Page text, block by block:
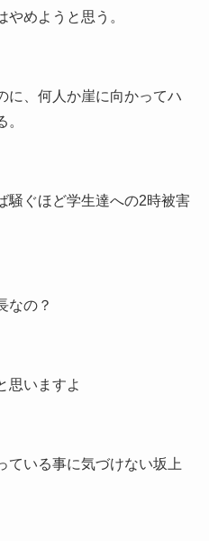
やめようと思う。
に、何人か崖に向かってハ
騒ぐほど学生達への2時被害
なの？
思いますよ
ている事に気づけない坂上